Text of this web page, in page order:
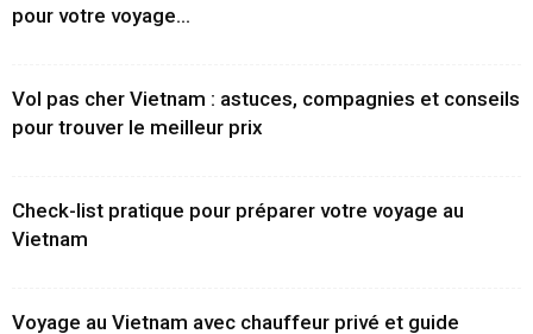
pour votre voyage...
Vol pas cher Vietnam : astuces, compagnies et conseils
pour trouver le meilleur prix
Check-list pratique pour préparer votre voyage au
Vietnam
Voyage au Vietnam avec chauffeur privé et guide